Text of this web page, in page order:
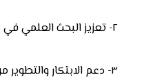
٢- تعزيز البحث العلمي في مجالات الهندسة الوراثية، التكنولوجيا الحيوية، علم الأحياء الدقيقة، والزراعة المستدامة
٣- دعم الابتكار والتطوير من خلال استخدام التقنيات الحديثة في تشخيص الأمراض وإنتاج العلاجات الحيوية.